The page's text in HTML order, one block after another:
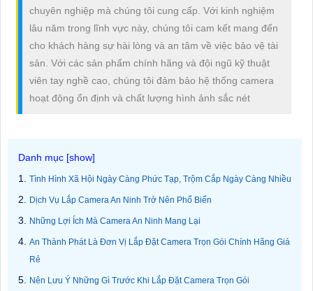
chuyên nghiệp mà chúng tôi cung cấp. Với kinh nghiệm
lâu năm trong lĩnh vực này, chúng tôi cam kết mang đến
cho khách hàng sự hài lòng và an tâm về việc bảo vệ tài
sản. Với các sản phẩm chính hãng và đội ngũ kỹ thuật
viên tay nghề cao, chúng tôi đảm bảo hệ thống camera
hoạt động ổn định và chất lượng hình ảnh sắc nét
Tình Hình Xã Hội Ngày Càng Phức Tạp, Trộm Cắp Ngày Càng Nhiều
Dịch Vụ Lắp Camera An Ninh Trở Nên Phổ Biến
Những Lợi Ích Mà Camera An Ninh Mang Lại
An Thành Phát Là Đơn Vị Lắp Đặt Camera Trọn Gói Chính Hãng Giá
Rẻ
Nên Lưu Ý Những Gì Trước Khi Lắp Đặt Camera Trọn Gói